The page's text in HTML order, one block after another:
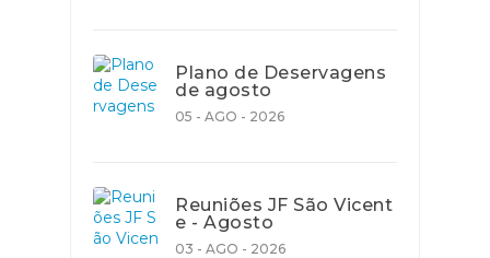
Plano de Deservagens
de agosto
05 - AGO - 2026
Reuniões JF São Vicent
e - Agosto
03 - AGO - 2026